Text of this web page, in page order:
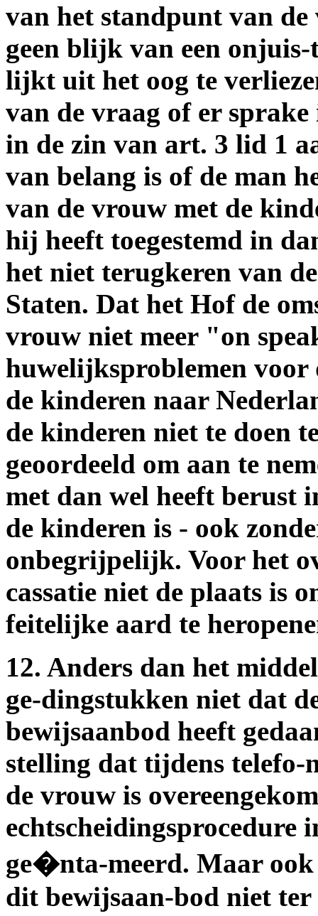
van het standpunt van
geen blijk van een
lijkt uit het oog te
van de vraag of er
in de zin van art. 3 lid 1
van belang is of de man
van de vrouw met de
hij heeft toegestemd in
het niet terugkeren van
Staten. Dat het Hof de
vrouw niet meer "on
huwelijksproblemen voor
de kinderen naar
de kinderen niet te doen
geoordeeld om aan te
met dan wel heeft berust
de kinderen is - ook
onbegrijpelijk. Voor het
cassatie niet de plaats is
feitelijke aard te
12. Anders dan het
ge-dingstukken niet dat
bewijsaanbod heeft
stelling dat tijdens telefo-
de vrouw is
echtscheidingsprocedure
ge�nta-meerd. Maar
dit bewijsaan-bod niet